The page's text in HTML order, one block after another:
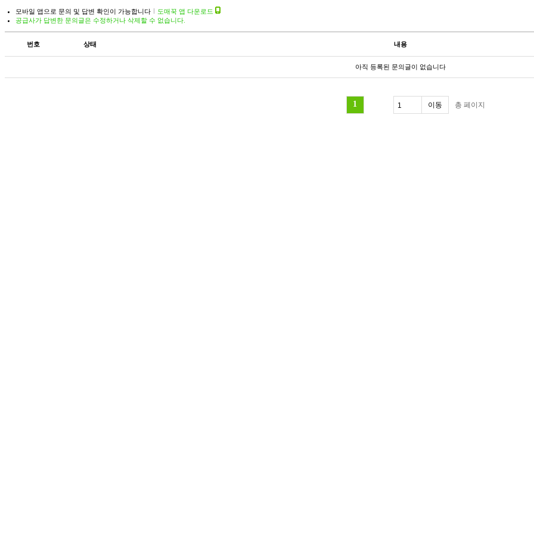
모바일 앱으로 문의 및 답변 확인이 가능합니다
도매꾹 앱 다운로드
공급사가 답변한 문의글은 수정하거나 삭제할 수 없습니다.
번호 상태 내용
아직 등록된 문의글이 없습니다
1 총 페이지